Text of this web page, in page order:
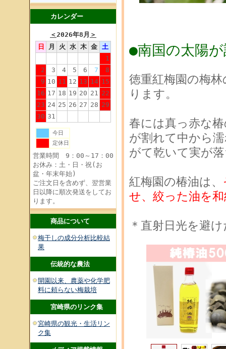
カレンダー
＜2026年8月 ＞
日
月 火 水 木 金 土
1
2
3 4 5 6 7
8
9 10 11 12 13 14 15
16 17 18 19 20 21 22
23 24 25 26 27 28 29
30 31
今日
定休日
営業時間 9：00～17：00
お休み：土・日・祝(お
盆・年末年始)
ご注文日を含めず、翌営業
日以降に順次発送をしてお
ります。
商品について
梅干しの成分分析比較結
果
伝統的な農法
開園以来、農薬や化学肥
料に頼らない梅栽培
宮崎県のリンク集
宮崎県の観光・生活リン
ク集
●南国の太陽
徳重紅梅園の梅
ります。
春には真っ赤な
が割れて中から
がて乾いて実が
紅梅園の椿油は、
せ、絞った油を
＊直射日光を避